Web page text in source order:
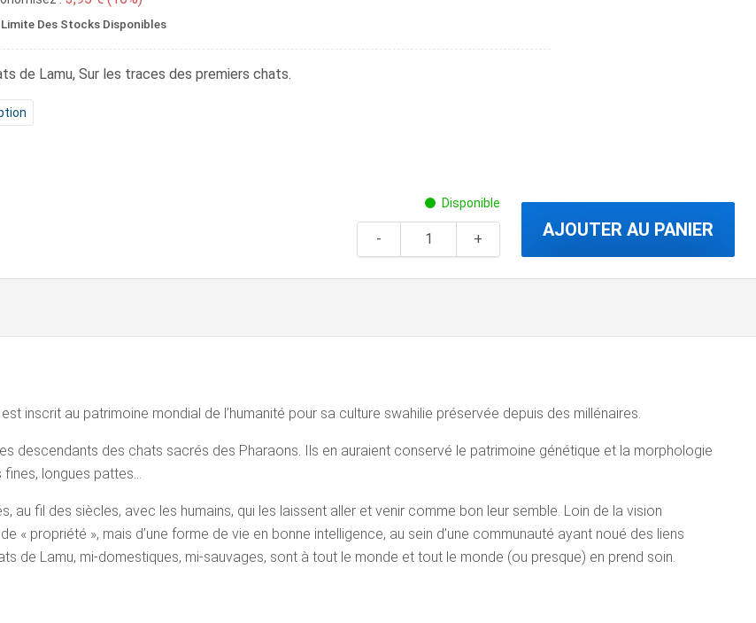
Limite Des Stocks Disponibles
de Lamu, Sur les traces des premiers chats.
Disponible
AJOUTER AU PANIER
inscrit au patrimoine mondial de l’humanité pour sa culture swahilie préservée depuis des millénaires.
descendants des chats sacrés des Pharaons. Ils en auraient conservé le patrimoine génétique et la morphologie
fines, longues pattes…
au fil des siècles, avec les humains, qui les laissent aller et venir comme bon leur semble. Loin de la vision
« propriété », mais d’une forme de vie en bonne intelligence, au sein d’une communauté ayant noué des liens
de Lamu, mi-domestiques, mi-sauvages, sont à tout le monde et tout le monde (ou presque) en prend soin.